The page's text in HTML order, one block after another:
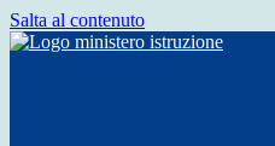
Salta al contenuto